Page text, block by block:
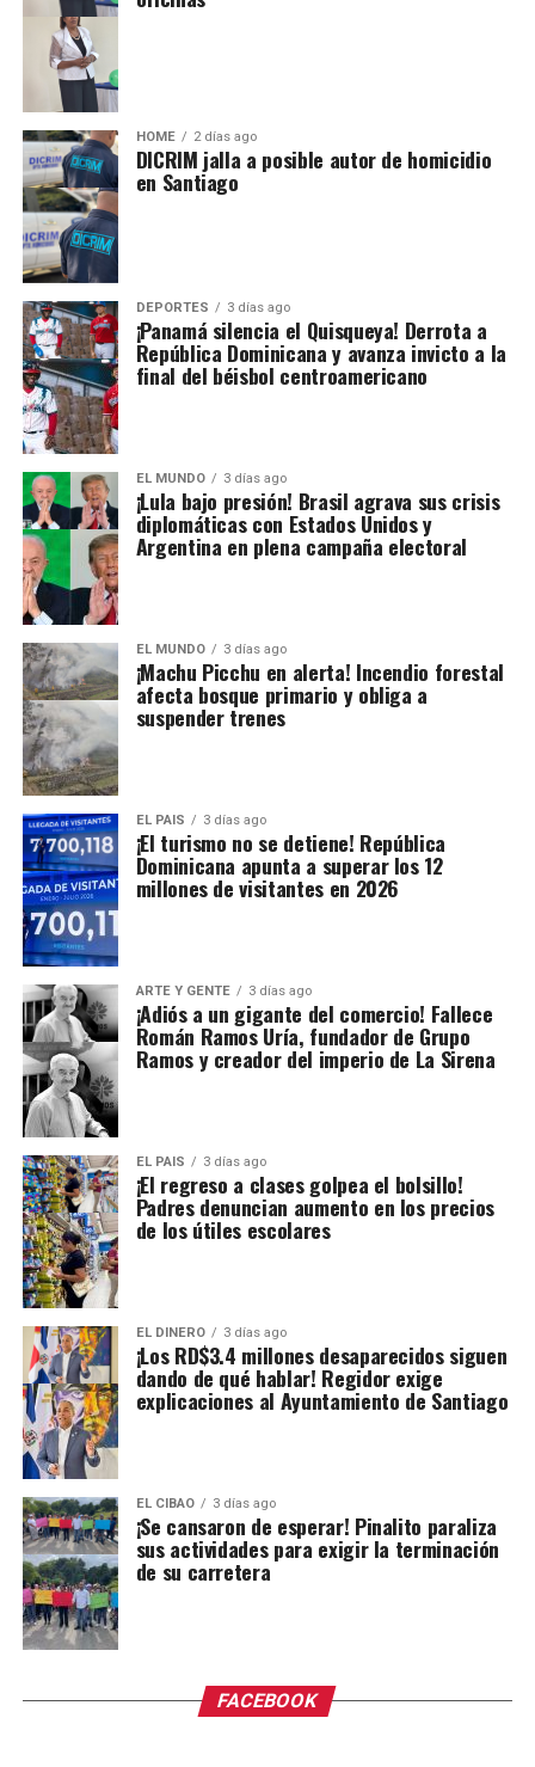
HOME 2 días ago
DICRIM jalla a posible autor de homicidio
en Santiago
DEPORTES 3 días ago
¡Panamá silencia el Quisqueya! Derrota a
República Dominicana y avanza invicto a la
final del béisbol centroamericano
EL MUNDO 3 días ago
¡Lula bajo presión! Brasil agrava sus crisis
diplomáticas con Estados Unidos y
Argentina en plena campaña electoral
EL MUNDO 3 días ago
¡Machu Picchu en alerta! Incendio forestal
afecta bosque primario y obliga a
suspender trenes
EL PAIS 3 días ago
¡El turismo no se detiene! República
Dominicana apunta a superar los 12
millones de visitantes en 2026
ARTE Y GENTE 3 días ago
¡Adiós a un gigante del comercio! Fallece
Román Ramos Uría, fundador de Grupo
Ramos y creador del imperio de La Sirena
EL PAIS 3 días ago
¡El regreso a clases golpea el bolsillo!
Padres denuncian aumento en los precios
de los útiles escolares
EL DINERO 3 días ago
¡Los RD$3.4 millones desaparecidos siguen
dando de qué hablar! Regidor exige
explicaciones al Ayuntamiento de Santiago
EL CIBAO 3 días ago
¡Se cansaron de esperar! Pinalito paraliza
sus actividades para exigir la terminación
de su carretera
FACEBOOK